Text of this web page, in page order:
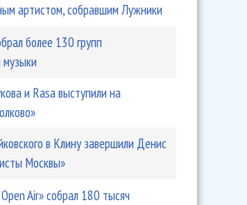
артистом, собравшим Лужники
более 130 групп
музыки
и Rasa выступили на
в Клину завершили Денис
Москвы»
Air» собрал 180 тысяч